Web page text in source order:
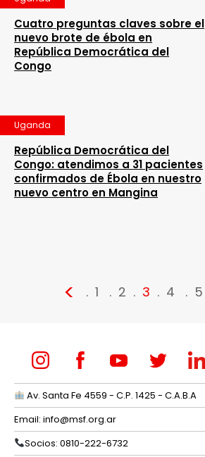
Cuatro preguntas claves sobre el
nuevo brote de ébola en
República Democrática del
Congo
Uganda
República Democrática del
Congo: atendimos a 31 pacientes
confirmados de Ébola en nuestro
nuevo centro en Mangina
< 1 2 3 4 5
Av. Santa Fe 4559 - C.P. 1425 - C.A.B.A
Email: info@msf.org.ar
Socios: 0810-222-6732